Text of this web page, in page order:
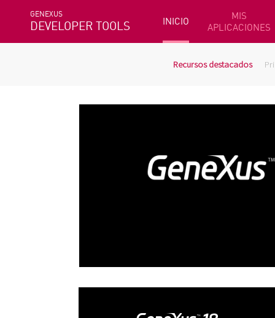
GENEXUS
DEVELOPER TOOLS INICIO
MIS
APLICACIONES
Recursos destacados